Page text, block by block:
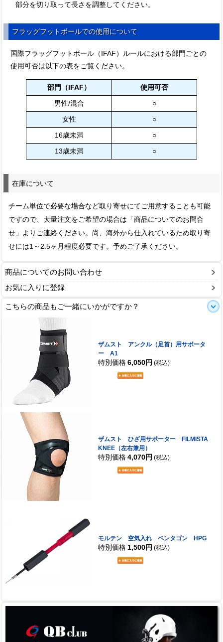
部分を切り取って長さを調整してください。
フラッグフットボールでの使用について
国際フラッグフットボール（IFAF）ルールにおける部門ごとの
使用可否は以下の表をご覧ください。
部門（IFAF）
使用可否
男性/混合
○
女性
○
16歳未満
○
13歳未満
○
在庫について
チーム単位で必要な場合など取り寄せにてご用意することも可能
ですので、大量注文をご希望の場合は「商品についてのお問合
せ」よりご連絡ください。尚、海外から仕入れているため取り寄
せには1～2.5ヶ月程度必要です。予めご了承ください。
商品についてのお問い合わせ
お気に入りに登録
こちらの商品もご一緒にいかがですか？
ザムスト アンクル（足首）用サポータ
ー A1
特別価格 6,050円 (税込)
ザムスト ひざ用サポーター FILMISTA
KNEE（左右兼用）
特別価格 4,070円 (税込)
モルテン 空気入れ ペンタゴン HPG
特別価格 1,500円 (税込)